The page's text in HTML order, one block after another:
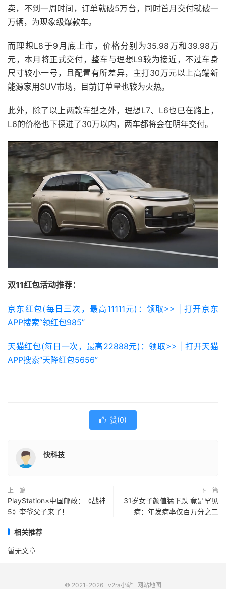
卖，不到一周时间，订单就破5万台，同时首月交付就破一
万辆，为现象级爆款车。
而理想L8于9月底上市，价格分别为35.98万和39.98万
元，本月将正式交付，整车与理想L9较为接近，不过车身
尺寸较小一号，且配置有所差异，主打30万元以上高端新
能源家用SUV市场，目前订单量也较为火热。
此外，除了以上两款车型之外，理想L7、L6也已在路上，
L6的价格也下探进了30万以内，两车都将会在明年交付。
双11红包活动推荐：
京东红包(每日三次，最高11111元)：领取>> | 打开京东
APP搜索“领红包985”
天猫红包(每日一次，最高22888元)：领取>> | 打开天猫
APP搜索“天降红包5656”
 赞(0)
快科技
上一篇
PlayStation×中国邮政：《战神
5》奎爷父子来了！
下一篇
31岁女子颜值猛下跌 竟是罕见
病：年发病率仅百万分之二
相关推荐
暂无文章
© 2021-2026 v2ra小站 网站地图